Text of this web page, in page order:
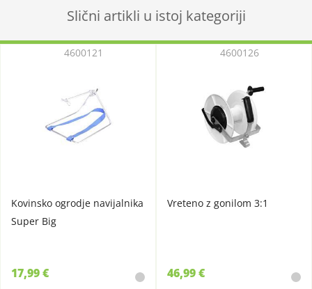
Slični artikli u istoj kategoriji
Kovinsko ogrodje navijalnika
Super Big
4600121
17,99 €
Vreteno z gonilom 3:1
4600126
46,99 €